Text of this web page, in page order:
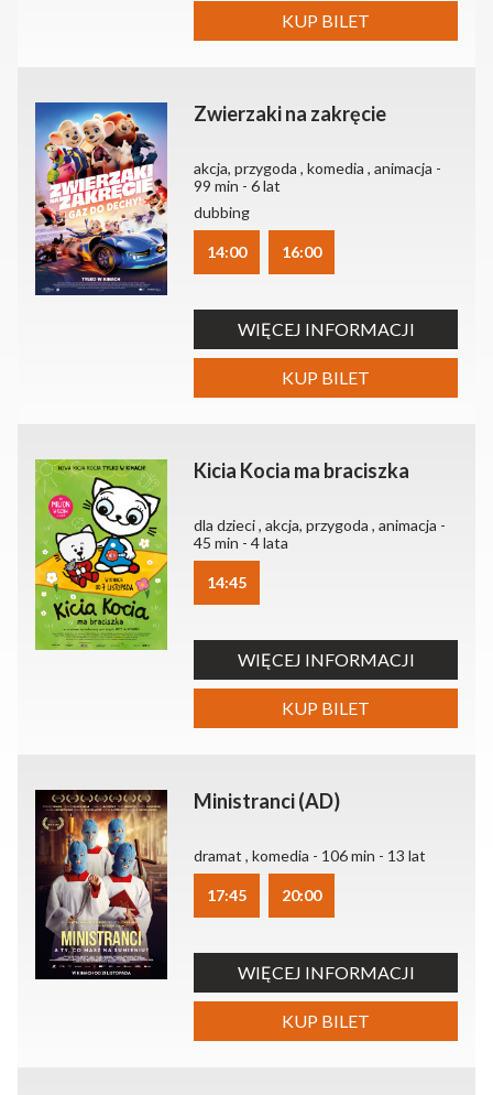
KUP BILET
Zwierzaki na zakręcie
akcja, przygoda , komedia , animacja -
99 min - 6 lat
dubbing
14:00 16:00
WIĘCEJ INFORMACJI
KUP BILET
Kicia Kocia ma braciszka
dla dzieci , akcja, przygoda , animacja -
45 min - 4 lata
14:45
WIĘCEJ INFORMACJI
KUP BILET
Ministranci (AD)
dramat , komedia - 106 min - 13 lat
17:45 20:00
WIĘCEJ INFORMACJI
KUP BILET